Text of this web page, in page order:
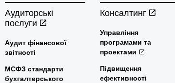
Аудиторські
послуги
Аудит фінансової
звітності
МСФЗ стандарти
бухгалтерського
Консалтинг
Управління
програмами та
проектами
Підвищення
ефективності